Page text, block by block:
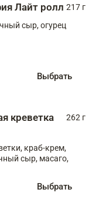
Лайт ролл 217 г
сыр, огурец
Выбрать
креветка
262 г
краб-крем,
сыр, масаго,
Выбрать